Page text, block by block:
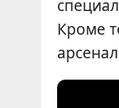
Кроме